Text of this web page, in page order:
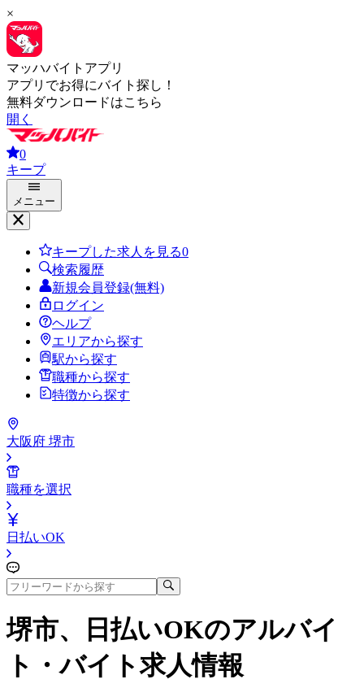
×
マッハバイトアプリ
アプリでお得にバイト探し！
無料ダウンロードはこちら
開く
0
キープ
メニュー
キープした求人を見る0
検索履歴
新規会員登録(無料)
ログイン
ヘルプ
エリアから探す
駅から探す
職種から探す
特徴から探す
大阪府 堺市
職種を選択
日払いOK
堺市、日払いOKのアルバイ
ト・バイト求人情報